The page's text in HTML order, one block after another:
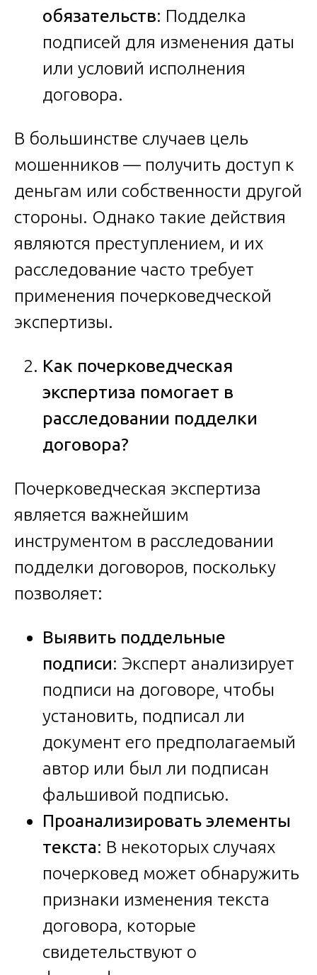
обязательств: Подделка
подписей для изменения даты
или условий исполнения
договора.
В большинстве случаев цель
мошенников — получить доступ к
деньгам или собственности другой
стороны. Однако такие действия
являются преступлением, и их
расследование часто требует
применения почерковедческой
экспертизы.
Как почерковедческая
экспертиза помогает в
расследовании подделки
договора?
Почерковедческая экспертиза
является важнейшим
инструментом в расследовании
подделки договоров, поскольку
позволяет:
Выявить поддельные
подписи: Эксперт анализирует
подписи на договоре, чтобы
установить, подписал ли
документ его предполагаемый
автор или был ли подписан
фальшивой подписью.
Проанализировать элементы
текста: В некоторых случаях
почерковед может обнаружить
признаки изменения текста
договора, которые
свидетельствуют о